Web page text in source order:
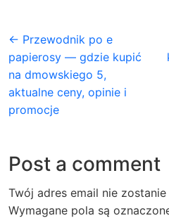
← Przewodnik po e
papierosy — gdzie kupić
na dmowskiego 5,
aktualne ceny, opinie i
promocje
Post a comment
Twój adres email nie
Wymagane pola są